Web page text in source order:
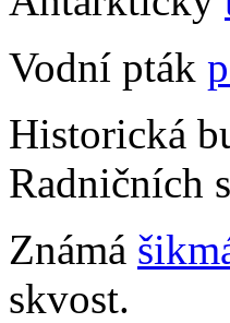
Vodní pták
Historická
Radničních
Známá
skvost.